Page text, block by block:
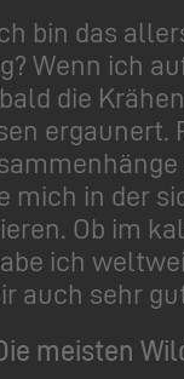
bin das
Wenn ich
die
in der
Ob im
ich
sehr
meisten